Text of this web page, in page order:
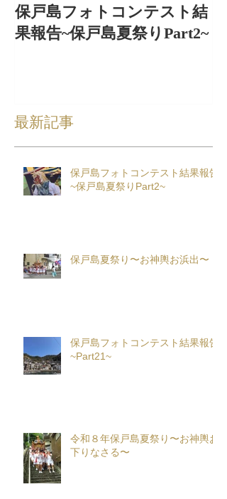
保戸島フォトコンテスト結
果報告~保戸島夏祭りPart2~
最新記事
保戸島フォトコンテスト結果報告
~保戸島夏祭りPart2~
保戸島夏祭り〜お神輿お浜出〜
保戸島フォトコンテスト結果報告
~Part21~
令和８年保戸島夏祭り〜お神輿お
下りなさる〜